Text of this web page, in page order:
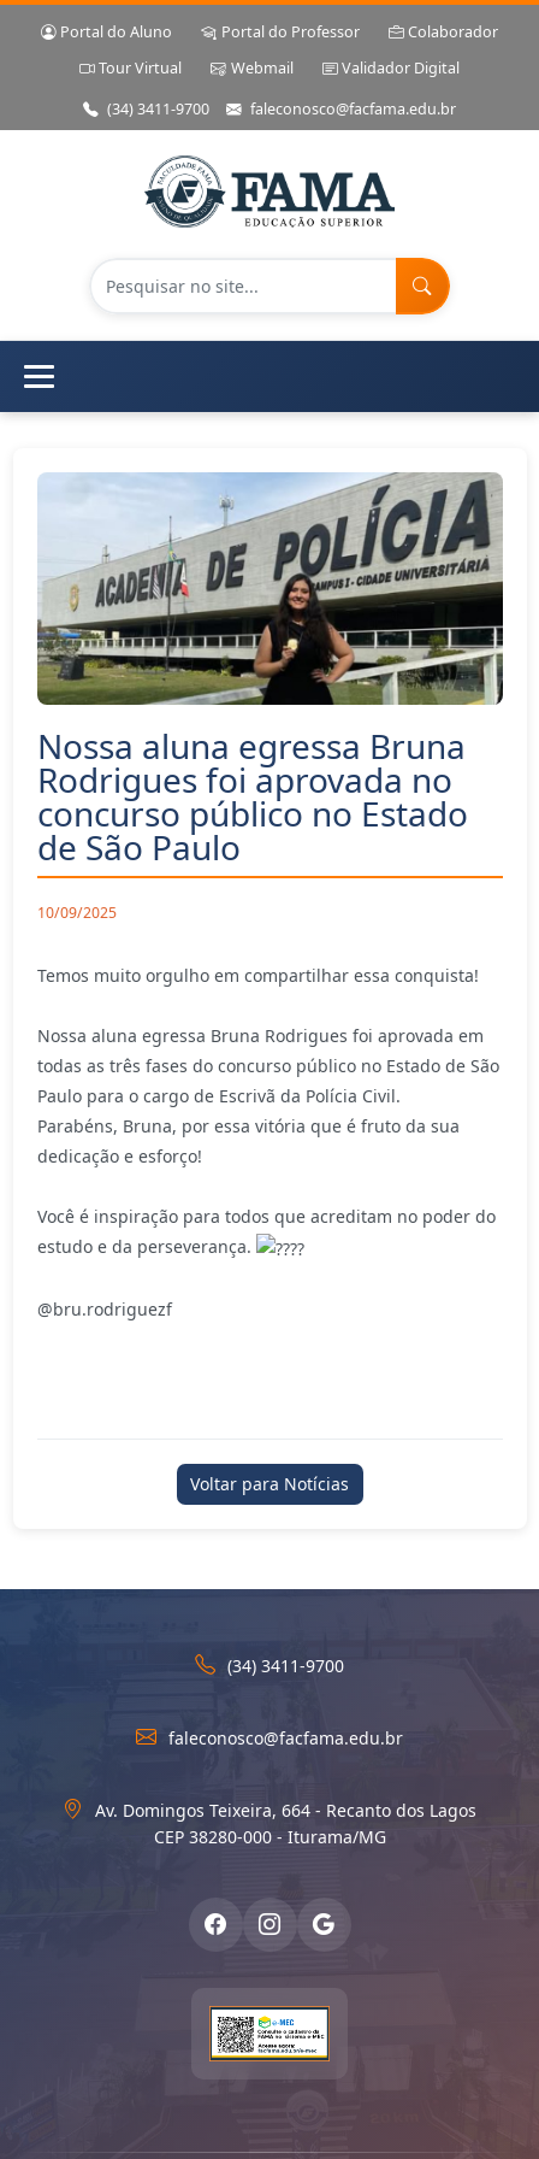
Portal do Aluno Portal do Professor
Colaborador
Tour Virtual
Webmail
Validador Digital
(34) 3411-9700
faleconosco@facfama.edu.br
Nossa aluna egressa Bruna
Rodrigues foi aprovada no
concurso público no Estado
de São Paulo
10/09/2025
Temos muito orgulho em compartilhar essa conquista!
Nossa aluna egressa Bruna Rodrigues foi aprovada em
todas as três fases do concurso público no Estado de São
Paulo para o cargo de Escrivã da Polícia Civil.
Parabéns, Bruna, por essa vitória que é fruto da sua
dedicação e esforço!
Você é inspiração para todos que acreditam no poder do
estudo e da perseverança.
@bru.rodriguezf
Voltar para Notícias
(34) 3411-9700
faleconosco@facfama.edu.br
Av. Domingos Teixeira, 664 - Recanto dos Lagos
CEP 38280-000 - Iturama/MG